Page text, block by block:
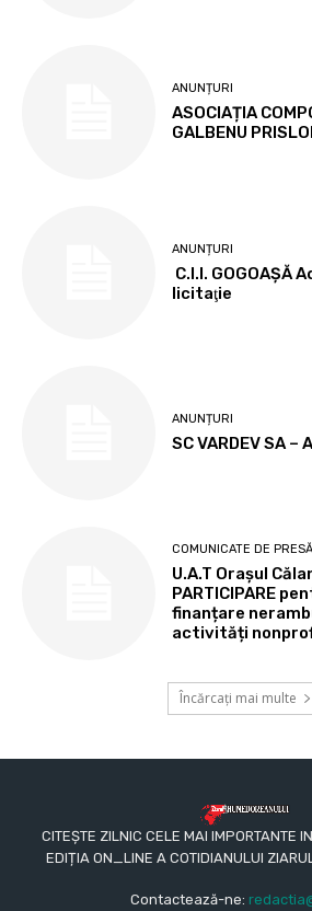
ANUNȚURI
ASOCIAȚIA
GALBENU
ANUNȚURI
C.I.I. GOGOAŞĂ
licitaţie
ANUNȚURI
SC VARDEV SA –
COMUNICATE DE PRESĂ
U.A.T Orașul
PARTICIPARE
finanțare
activități
Încărcați mai multe
CITEȘTE ZILNIC CELE MAI IMPORTANTE
EDIȚIA ON_LINE A COTIDIANULUI
Contactează-ne: